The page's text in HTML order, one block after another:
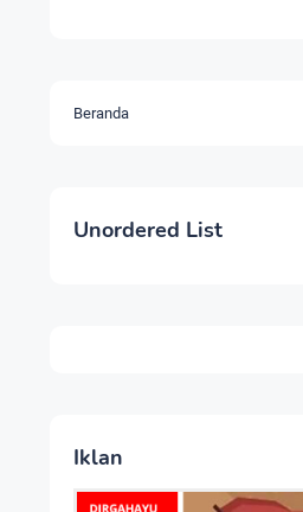
Beranda
Unordered List
Iklan